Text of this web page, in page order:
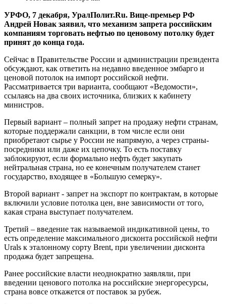
УРФО, 7 декабря, УралПолит.Ru. Вице-премьер РФ
Андрей Новак заявил, что механизм запрета российским
компаниям торговать нефтью по ценовому потолку будет
принят до конца года.
Сейчас в Правительстве России и администрации президента
обсуждают, как ответить на недавно введенное эмбарго и
ценовой потолок на импорт российской нефти.
Рассматривается три варианта, сообщают «Ведомости»,
ссылаясь на два своих источника, близких к кабинету
министров.
Первый вариант – полный запрет на продажу нефти странам,
которые поддержали санкции, в том числе если они
приобретают сырье у России не напрямую, а через страны-
посредники или даже их цепочку. То есть поставку
заблокируют, если формально нефть будет закупать
нейтральная страна, но ее конечным получателем станет
государство, входящее в «Большую семерку».
Второй вариант - запрет на экспорт по контрактам, в которые
включили условие потолка цен, вне зависимости от того,
какая страна выступает получателем.
Третий – введение так называемой индикативной цены, то
есть определение максимального дисконта российской нефти
Urals к эталонному сорту Brent, при увеличении дисконта
продажа будет запрещена.
Ранее российские власти неоднократно заявляли, при
введении ценового потолка на российские энергоресурсы,
страна вовсе откажется от поставок за рубеж.